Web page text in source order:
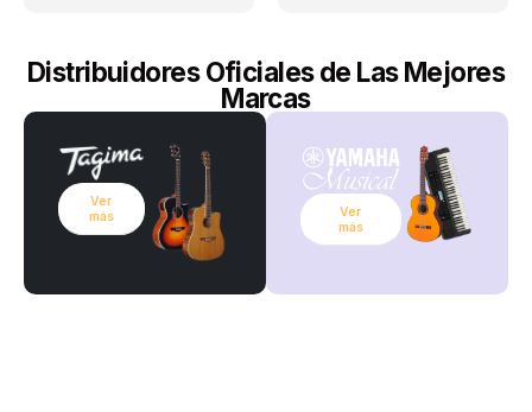
Distribuidores Oficiales de Las Mejores
Marcas
Ver
más
Ver
más